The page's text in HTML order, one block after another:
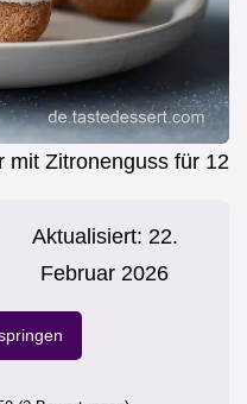
mit Zitronenguss für 12
Aktualisiert: 22.
Februar 2026